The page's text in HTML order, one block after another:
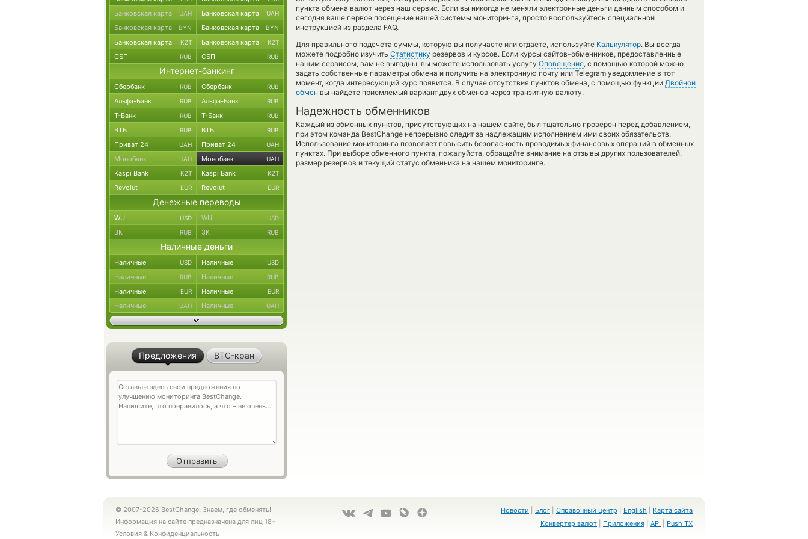
пункта обмена валют через наш сервис. Если вы никогда не меняли электронные деньги данным способом и
сегодня ваше первое посещение нашей системы мониторинга, просто воспользуйтесь специальной
инструкцией из раздела FAQ.
Для правильного подсчета суммы, которую вы получаете или отдаете, используйте Калькулятор. Вы всегда
можете подробно изучить Статистику резервов и курсов. Если курсы сайтов-обменников, предоставленные
нашим сервисом, вам не выгодны, вы можете использовать услугу Оповещение, с помощью которой можно
задать собственные параметры обмена и получить на электронную почту или Telegram уведомление в тот
момент, когда интересующий курс появится. В случае отсутствия пунктов обмена, с помощью функции Двойной
обмен вы найдете приемлемый вариант двух обменов через транзитную валюту.
Надежность обменников
Каждый из обменных пунктов, присутствующих на нашем сайте, был тщательно проверен перед добавлением,
при этом команда BestChange непрерывно следит за надлежащим исполнением ими своих обязательств.
Использование мониторинга позволяет повысить безопасность проводимых финансовых операций в обменных
пунктах. При выборе обменного пункта, пожалуйста, обращайте внимание на отзывы других пользователей,
размер резервов и текущий статус обменника на нашем мониторинге.
Банковская карта UAH Банковская карта UAH
Банковская карта BYN Банковская карта BYN
Банковская карта KZT Банковская карта KZT
СБП RUB СБП RUB
Интернет-банкинг
Сбербанк RUB Сбербанк RUB
Альфа-Банк RUB Альфа-Банк RUB
Т-Банк RUB Т-Банк RUB
ВТБ RUB ВТБ RUB
Приват 24 UAH Приват 24 UAH
Монобанк UAH Монобанк UAH
Kaspi Bank KZT Kaspi Bank KZT
Revolut EUR Revolut EUR
Денежные переводы
WU USD WU USD
ЗК RUB ЗК RUB
Наличные деньги
Наличные USD Наличные USD
Наличные RUB Наличные RUB
Наличные EUR Наличные EUR
Наличные UAH Наличные UAH
Предложения BTC-кран
© 2007-2026 BestChange. Знаем, где обменять!
Информация на сайте предназначена для лиц 18+
Условия & Конфиденциальность
Новости Блог Справочный центр English
Карта сайта
Конвертер валют
Приложения API Push TX